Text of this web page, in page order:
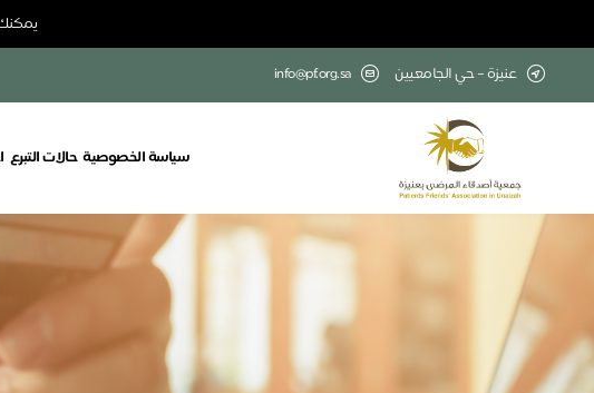
عنيزة – حي الجامعيين info@pf.org.sa
سياسة الخصوصية حالات التبرع